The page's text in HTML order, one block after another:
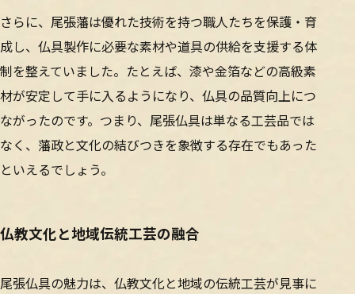
さらに、尾張藩は優れた技術を持つ職人たちを保護・育
成し、仏具製作に必要な素材や道具の供給を支援する体
制を整えていました。たとえば、漆や金箔などの高級素
材が安定して手に入るようになり、仏具の品質向上につ
ながったのです。つまり、尾張仏具は単なる工芸品では
なく、藩政と文化の結びつきを象徴する存在でもあった
といえるでしょう。
仏教文化と地域伝統工芸の融合
尾張仏具の魅力は、仏教文化と地域の伝統工芸が見事に